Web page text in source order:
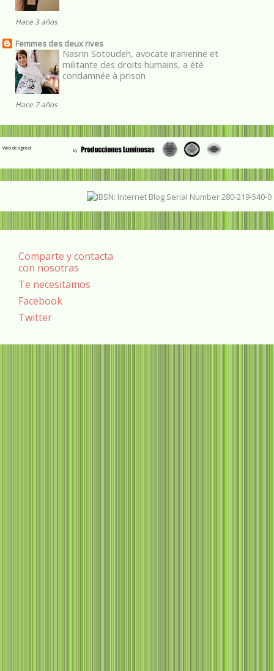
Hace 3 años
Femmes des deux rives
Nasrin Sotoudeh, avocate iranienne et
militante des droits humains, a été
condamnée à prison
Hace 7 años
Web designed
Comparte y contacta
con nosotras
Te necesitamos
Facebook
Twitter